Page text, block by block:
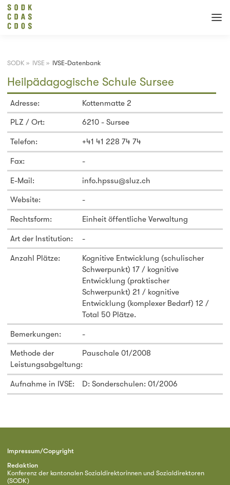
SODK » IVSE » IVSE-Datenbank
Heilpädagogische Schule Sursee
Adresse: Kottenmatte 2
PLZ / Ort: 6210 - Sursee
Telefon: +41 41 228 74 74
Fax: -
E-Mail: info.hpssu@sluz.ch
Website: -
Rechtsform: Einheit öffentliche Verwaltung
Art der Institution: -
Anzahl Plätze:
Kognitive Entwicklung (schulischer
Schwerpunkt) 17 / kognitive
Entwicklung (praktischer
Schwerpunkt) 21 / kognitive
Entwicklung (komplexer Bedarf) 12 /
Total 50 Plätze.
Bemerkungen: -
Methode der
Leistungsabgeltung:
Pauschale 01/2008
Aufnahme in IVSE: D: Sonderschulen: 01/2006
Impressum/Copyright
Redaktion
Konferenz der kantonalen Sozialdirektorinnen und Sozialdirektoren
(SODK)